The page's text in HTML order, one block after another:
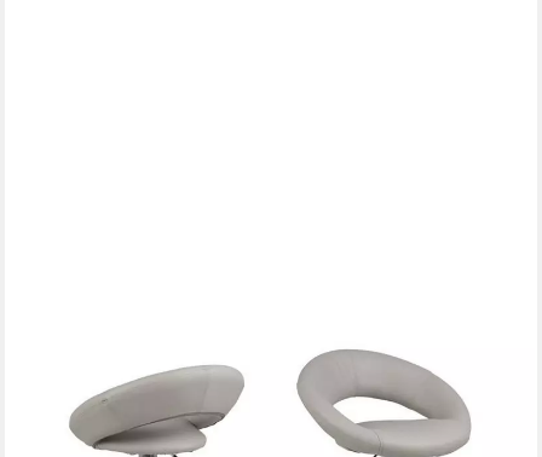
Barhocker Plus Barhocker in taupe Kunstleder mit Chrom Fuss
115,95 €
169,95 €